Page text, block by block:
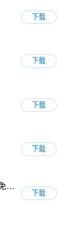
下载
下载
下载
下载
万能网卡声卡驱动一键安装免费绿色版 1.0
下载